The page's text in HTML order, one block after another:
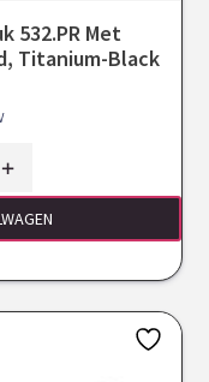
532.PR Met
Titanium-Black
+